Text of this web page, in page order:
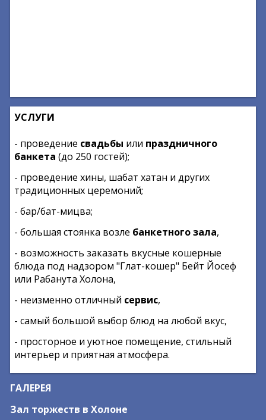
УСЛУГИ
- проведение свадьбы или праздничного
банкета (до 250 гостей);
- проведение хины, шабат хатан и других
традиционных церемоний;
- бар/бат-мицва;
- большая стоянка возле банкетного зала,
- возможность заказать вкусные кошерные
блюда под надзором "Глат-кошер" Бейт Йосеф
или Рабанута Холона,
- неизменно отличный сервис,
- самый большой выбор блюд на любой вкус,
- просторное и уютное помещение, стильный
интерьер и приятная атмосфера.
ГАЛЕРЕЯ
Зал торжеств в Холоне